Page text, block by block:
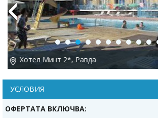
Хотел Минт 2*, Равда
Previous
УСЛОВИЯ
ОФЕРТАТА ВКЛЮЧВА: